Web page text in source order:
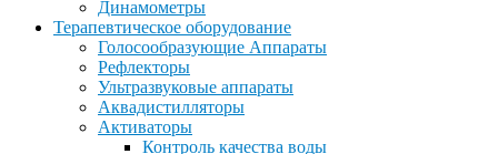
Динамометры
Терапевтическое оборудование
Голосообразующие Аппараты
Рефлекторы
Ультразвуковые аппараты
Аквадистилляторы
Активаторы
Контроль качества воды